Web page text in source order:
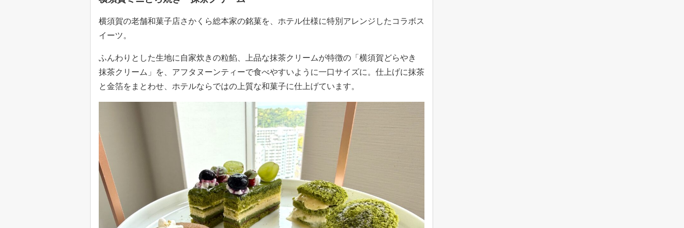
横須賀の老舗和菓子店さかくら総本家の銘菓を、ホテル仕様に特別アレンジしたコラボス
イーツ。
ふんわりとした生地に自家炊きの粒餡、上品な抹茶クリームが特徴の「横須賀どらやき
抹茶クリーム」を、アフタヌーンティーで食べやすいように一口サイズに。仕上げに抹茶
と金箔をまとわせ、ホテルならではの上質な和菓子に仕上げています。